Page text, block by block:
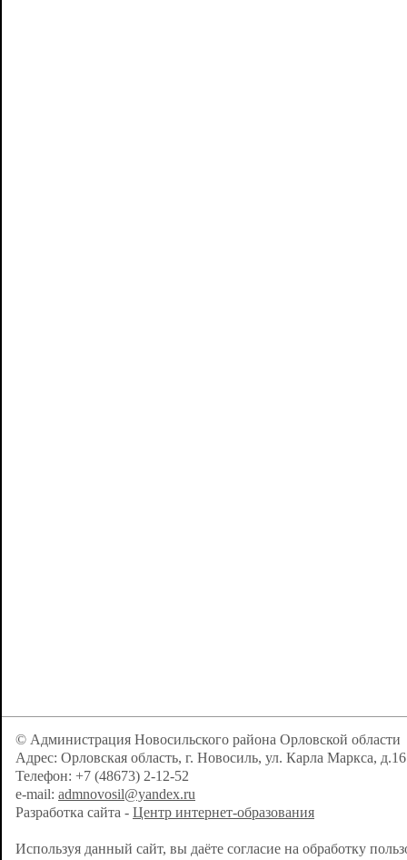
© Администрация Новосильского района Орловской области
Адрес: Орловская область, г. Новосиль, ул. Карла Маркса, д.16
Телефон: +7 (48673) 2-12-52
e-mail: admnovosil@yandex.ru
Разработка сайта - Центр интернет-образования
Используя данный сайт, вы даёте согласие на обработку